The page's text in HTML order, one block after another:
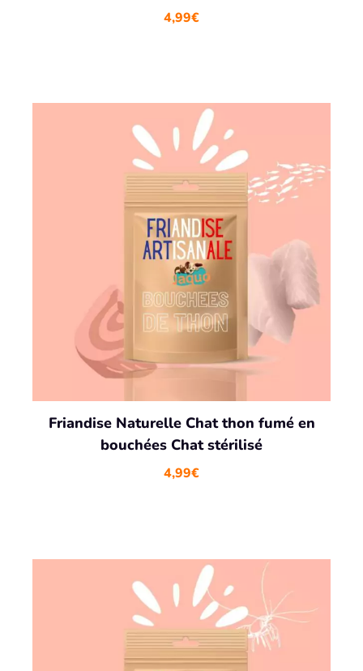
4,99€
Friandise Naturelle Chat thon fumé en
bouchées Chat stérilisé
4,99€